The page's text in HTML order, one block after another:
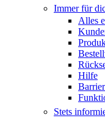
Immer für
Alles
Hilfe
Stets